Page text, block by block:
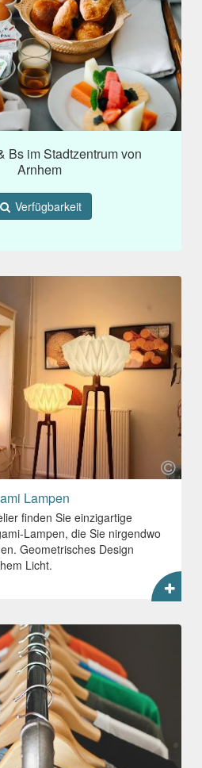
Bs im Stadtzentrum von
Arnhem
Verfügbarkeit
Lampen
finden Sie einzigartige
Lampen, die Sie nirgendwo
Geometrisches Design
Licht.